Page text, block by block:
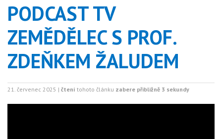
PODCAST TV
ZEMĚDĚLEC S PROF.
ZDEŇKEM ŽALUDEM
21. červenec 2025 | čtení tohoto článku zabere přibližně 3 sekundy